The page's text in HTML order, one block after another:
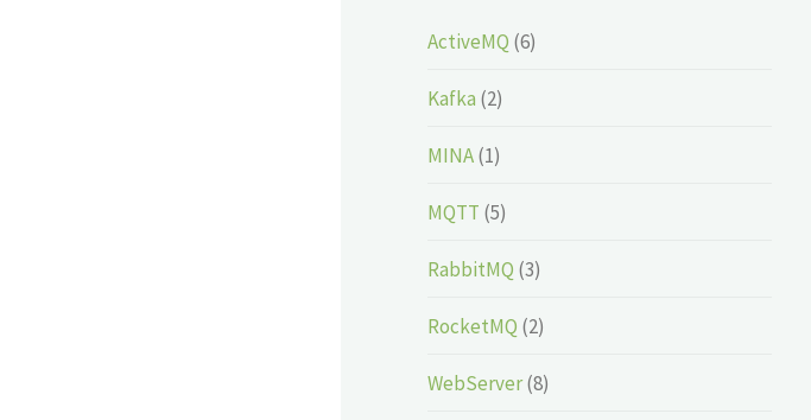
ActiveMQ (6)
Kafka (2)
MINA(1)
MQTT (5)
RabbitMQ (3)
RocketMQ (2)
WebServer(8)